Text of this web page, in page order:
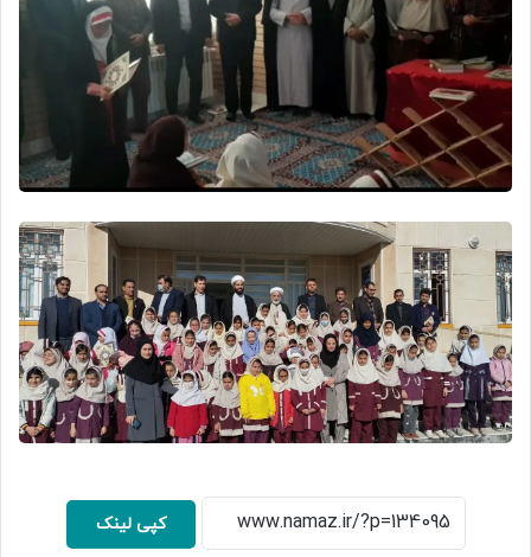
کپی لینک